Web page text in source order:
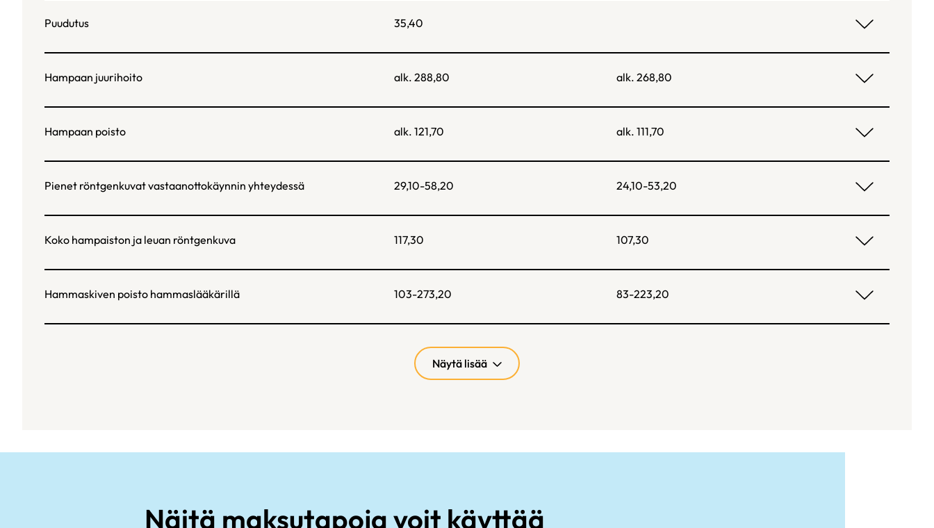
Puudutus 35,40
Hampaan juurihoito alk. 288,80 alk. 268,80
Hampaan poisto alk. 121,70 alk. 111,70
Pienet röntgenkuvat vastaanottokäynnin yhteydessä 29,10-58,20 24,10-53,20
Koko hampaiston ja leuan röntgenkuva 117,30 107,30
Hammaskiven poisto hammaslääkärillä 103-273,20 83-223,20
Näytä lisää
Näitä maksutapoja voit käyttää